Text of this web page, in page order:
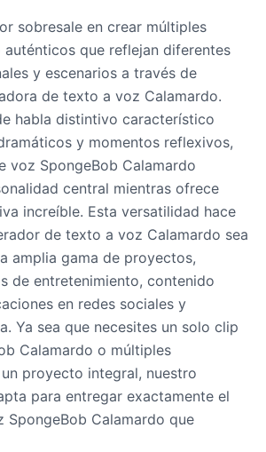
sobresale en crear múltiples
que reflejan diferentes
y escenarios a través de
de texto a voz Calamardo.
habla distintivo característico
y momentos reflexivos,
voz SpongeBob Calamardo
central mientras ofrece
increíble. Esta versatilidad hace
de texto a voz Calamardo sea
amplia gama de proyectos,
de entretenimiento, contenido
en redes sociales y
Ya sea que necesites un solo clip
Calamardo o múltiples
proyecto integral, nuestro
para entregar exactamente el
SpongeBob Calamardo que